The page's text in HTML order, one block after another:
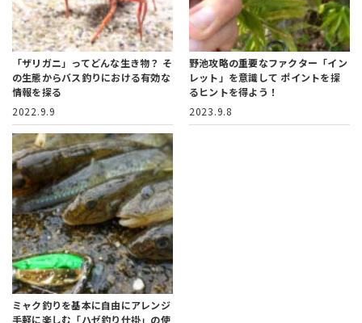
「ザリガニ」ってどんな生き物？ そ
の生態からバス釣りにおける有効な
情報を探る
2022.9.9
野池攻略の重要なファクター「イン
レット」を意識して ポイントを探
るヒントを得よう！
2023.9.8
ミャク釣りを基本に自由にアレンジ
手軽に楽しむ「ハゼ釣り仕掛」の使